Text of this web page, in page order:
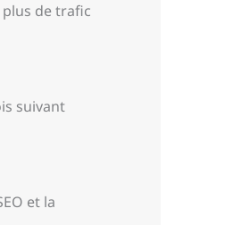
de trafic
suivant
et la